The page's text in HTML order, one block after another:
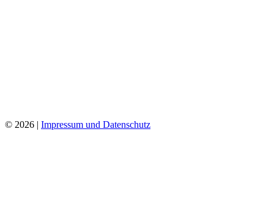
© 2026 | Impressum und Datenschutz